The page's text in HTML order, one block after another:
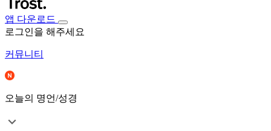
앱 다운로드
로그인을 해주세요
커뮤니티
오늘의 명언/성경